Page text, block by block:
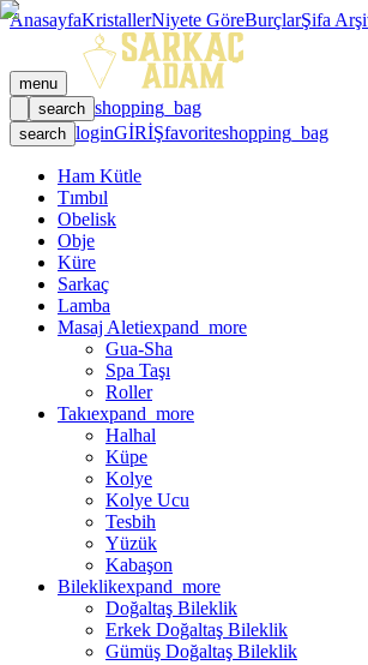
AnasayfaKristallerNiyete GöreBurçlarŞifa
menu
search shopping_bag
search loginGİRİŞfavoriteshopping_bag
Ham Kütle
Tımbıl
Obelisk
Obje
Küre
Sarkaç
Lamba
Masaj Aletiexpand_more
Gua-Sha
Spa Taşı
Roller
Takıexpand_more
Halhal
Küpe
Kolye
Kolye Ucu
Tesbih
Yüzük
Kabaşon
Bileklikexpand_more
Doğaltaş Bileklik
Erkek Doğaltaş Bileklik
Gümüş Doğaltaş Bileklik